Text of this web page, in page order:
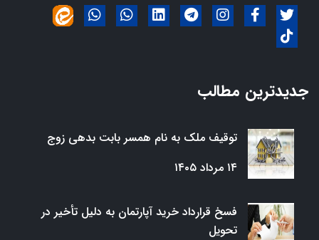
جدیدترین مطالب
توقیف ملک به نام همسر بابت بدهی زوج
۱۴ مرداد ۱۴۰۵
فسخ قرارداد خرید آپارتمان به دلیل تأخیر در
تحویل